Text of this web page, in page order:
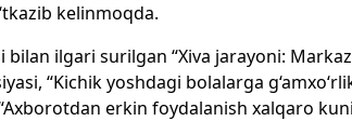
kelinmoqda.
bilan ilgari surilgan “Xiva jarayoni:
“Kichik yoshdagi bolalarga
erkin foydalanish xalqaro